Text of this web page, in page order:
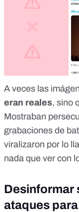
A veces las
eran reales, sino
Mostraban
grabaciones de
viralizaron por lo
nada que ver con
Desinformar
ataques